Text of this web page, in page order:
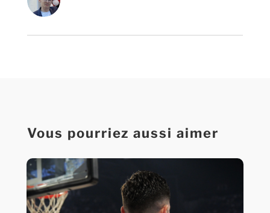
Vous pourriez aussi aimer